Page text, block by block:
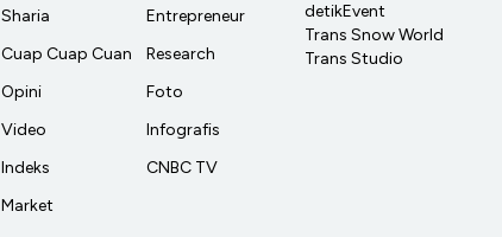
Sharia
Cuap Cuap Cuan
Opini
Video
Indeks
Market
Entrepreneur
Research
Foto
Infografis
CNBC TV
detikEvent
Trans Snow World
Trans Studio